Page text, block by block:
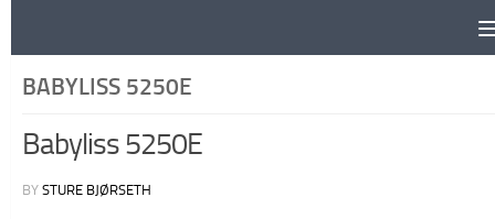
BABYLISS 5250E
Babyliss 5250E
BY STURE BJØRSETH